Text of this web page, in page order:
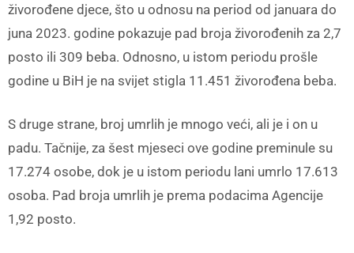
živorođene djece, što u odnosu na period od januara do
juna 2023. godine pokazuje pad broja živorođenih za 2,7
posto ili 309 beba. Odnosno, u istom periodu prošle
godine u BiH je na svijet stigla 11.451 živorođena beba.
S druge strane, broj umrlih je mnogo veći, ali je i on u
padu. Tačnije, za šest mjeseci ove godine preminule su
17.274 osobe, dok je u istom periodu lani umrlo 17.613
osoba. Pad broja umrlih je prema podacima Agencije
1,92 posto.